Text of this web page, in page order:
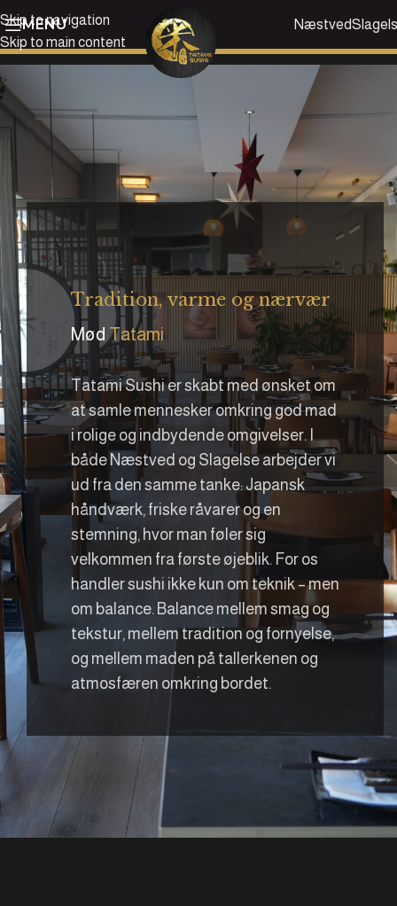
Skip to navigation
Skip to main content
MENU Næstved
Tradition, varme og nærvær
Mød Tatami
Tatami Sushi er skabt med ønsket om
at samle mennesker omkring god mad
i rolige og indbydende omgivelser. I
både Næstved og Slagelse arbejder vi
ud fra den samme tanke: Japansk
håndværk, friske råvarer og en
stemning, hvor man føler sig
velkommen fra første øjeblik. For os
handler sushi ikke kun om teknik – men
om balance. Balance mellem smag og
tekstur, mellem tradition og fornyelse,
og mellem maden på tallerkenen og
atmosfæren omkring bordet.